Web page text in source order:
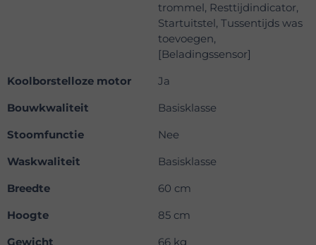
trommel, Resttijdindicator,
Startuitstel, Tussentijds was
toevoegen,
[Beladingssensor]
Koolborstelloze motor
Ja
Bouwkwaliteit
Basisklasse
Stoomfunctie
Nee
Waskwaliteit
Basisklasse
Breedte
60 cm
Hoogte
85 cm
Gewicht
66 kg